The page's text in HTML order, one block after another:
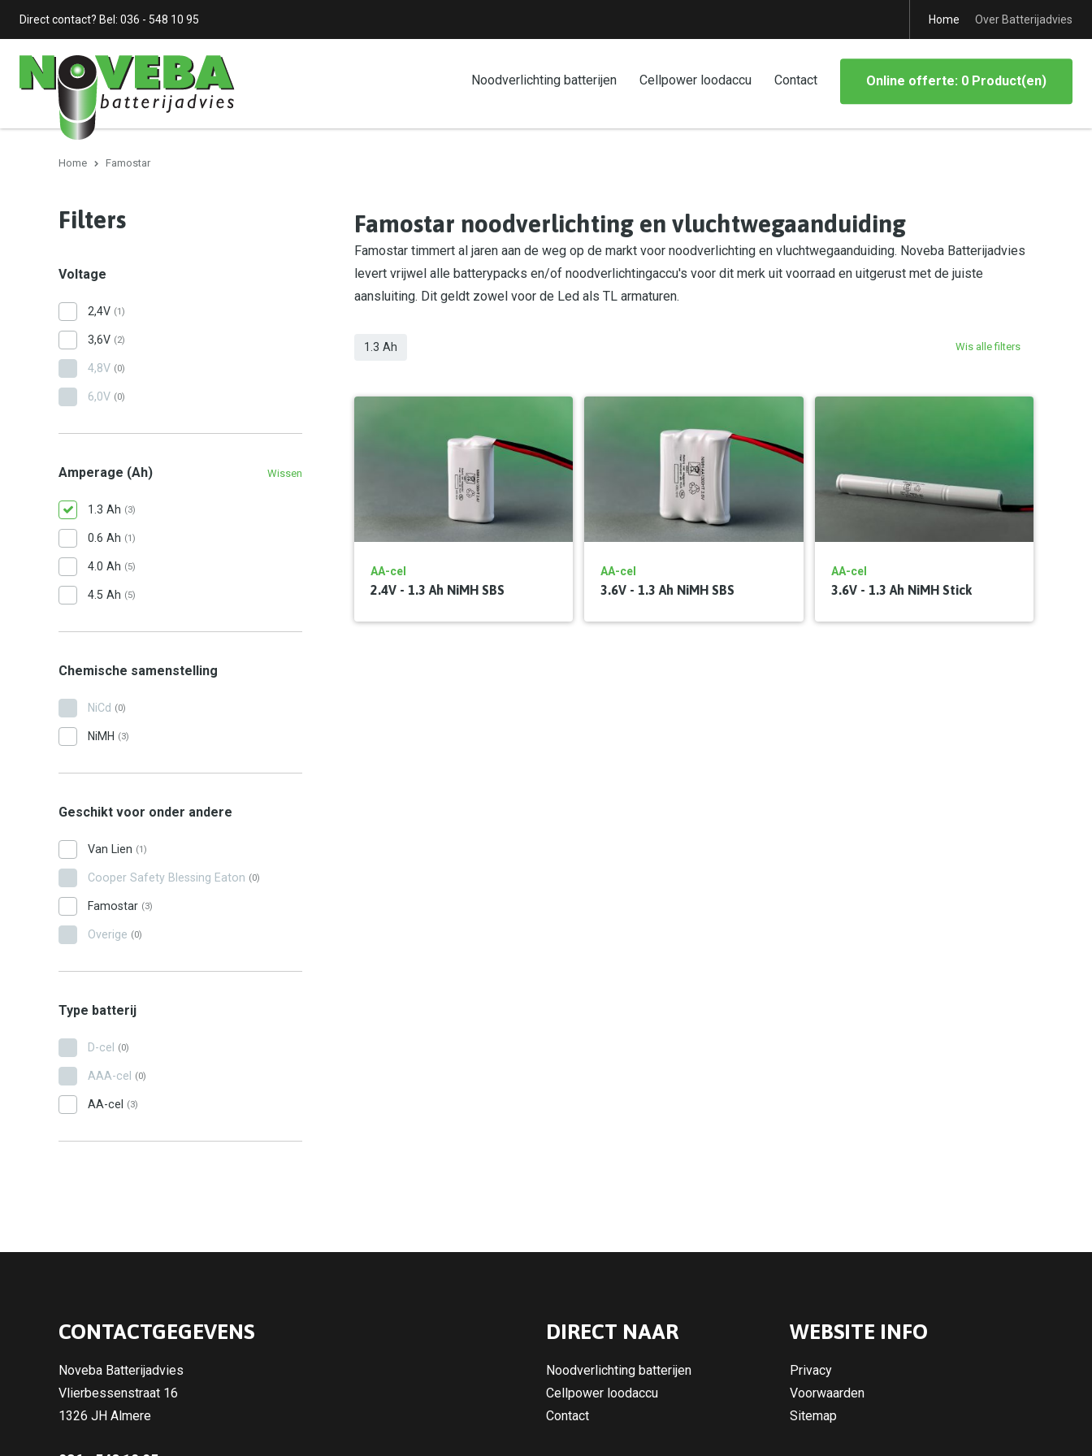
Direct contact? Bel: 036 - 548 10 95 Home Over Batterijadvies
Noodverlichting batterijen Cellpower loodaccu Contact Online offerte: 0 Product(en)
Home Famostar
Famostar noodverlichting en vluchtwegaanduiding
Famostar timmert al jaren aan de weg op de markt voor noodverlichting en vluchtwegaanduiding. Noveba Batterijadvies
levert vrijwel alle batterypacks en/of noodverlichtingaccu's voor dit merk uit voorraad en uitgerust met de juiste
aansluiting. Dit geldt zowel voor de Led als TL armaturen.
1.3 Ah Wis alle filters
AA-cel
2.4V - 1.3 Ah NiMH SBS
AA-cel
3.6V - 1.3 Ah NiMH SBS
AA-cel
3.6V - 1.3 Ah NiMH Stick
Filters
Voltage
2,4V (1)
3,6V (2)
4,8V (0)
6,0V (0)
Amperage (Ah) Wissen
1.3 Ah (3)
0.6 Ah (1)
4.0 Ah (5)
4.5 Ah (5)
Chemische samenstelling
NiCd (0)
NiMH (3)
Geschikt voor onder andere
Van Lien (1)
Cooper Safety Blessing Eaton (0)
Famostar (3)
Overige (0)
Type batterij
D-cel (0)
AAA-cel (0)
AA-cel (3)
CONTACTGEGEVENS
Noveba Batterijadvies
Vlierbessenstraat 16
1326 JH Almere
DIRECT NAAR
Noodverlichting batterijen
Cellpower loodaccu
Contact
WEBSITE INFO
Privacy
Voorwaarden
Sitemap